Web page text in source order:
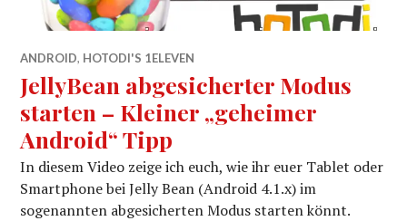
ANDROID, HOTODI'S 1ELEVEN
JellyBean abgesicherter Modus
starten – Kleiner „geheimer
Android“ Tipp
In diesem Video zeige ich euch, wie ihr euer Tablet oder
Smartphone bei Jelly Bean (Android 4.1.x) im
sogenannten abgesicherten Modus starten könnt.